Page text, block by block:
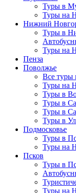
Туры в
Туры на
Нижний
Туры в
Туры на
Пенза
Поволжье
Все туры
Туры на
Туры в
Туры в
Туры в
Туры в
Подмосковье
Туры в
Туры на
Псков
Туры в
Туры на